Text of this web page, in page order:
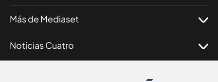
Más de Mediaset
Noticias Cuatro